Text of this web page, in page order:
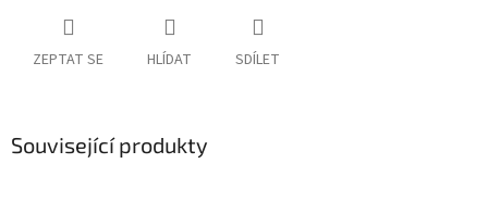
ZEPTAT SE HLÍDAT SDÍLET
Související produkty